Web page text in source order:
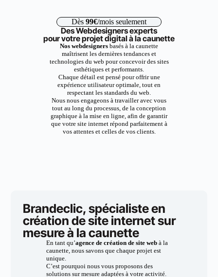
Dès 99€/mois seulement
Des Webdesigners experts
pour votre projet digital à la caunette
Nos webdesigners basés à la caunette
maîtrisent les dernières tendances et
technologies du web pour concevoir des sites
esthétiques et performants.
Chaque détail est pensé pour offrir une
expérience utilisateur optimale, tout en
respectant les standards du web.
Nous nous engageons à travailler avec vous
tout au long du processus, de la conception
graphique à la mise en ligne, afin de garantir
que votre site internet répond parfaitement à
vos attentes et celles de vos clients.
Brandeclic, spécialiste en
création de site internet sur
mesure à la caunette
En tant qu’agence de création de site webà la
caunette, nous savons que chaque projet est
unique.
C’est pourquoi nous vous proposons des
solutions sur mesure adaptées à votre activité.